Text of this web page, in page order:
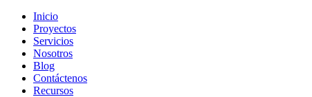
Inicio
Proyectos
Servicios
Nosotros
Blog
Contáctenos
Recursos